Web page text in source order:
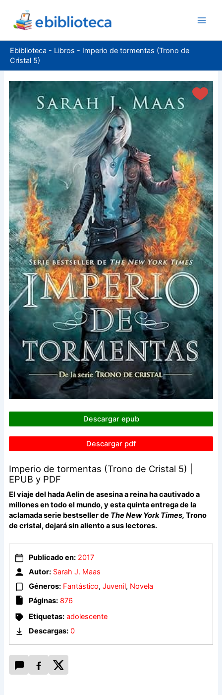
contenido
Ebiblioteca - Libros - Imperio de tormentas (Trono de
Cristal 5)
Descargar epub
Descargar pdf
Imperio de tormentas (Trono de Cristal 5) |
EPUB y PDF
El viaje del hada Aelin de asesina a reina ha cautivado a
millones en todo el mundo, y esta quinta entrega de la
aclamada serie bestseller de The New York Times, Trono
de cristal, dejará sin aliento a sus lectores.
Publicado en: 2017
Autor: Sarah J. Maas
Géneros: Fantástico, Juvenil, Novela
Páginas: 876
Etiquetas: adolescente
Descargas: 0